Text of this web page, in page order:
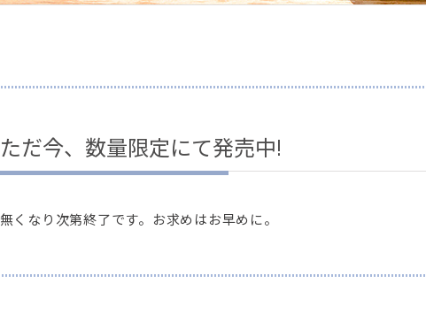
ただ今、数量限定にて発売中!
無くなり次第終了です。お求めはお早めに。